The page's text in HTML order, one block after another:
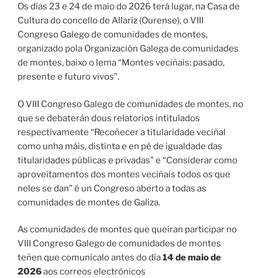
Os días 23 e 24 de maio do 2026 terá lugar, na Casa de
Cultura do concello de Allariz (Ourense), o VIII
Congreso Galego de comunidades de montes,
organizado pola Organización Galega de comunidades
de montes, baixo o lema “Montes veciñais: pasado,
presente e futuro vivos”.
O VIII Congreso Galego de comunidades de montes, no
que se debaterán dous relatorios intitulados
respectivamente “Recoñecer a titularidade veciñal
como unha máis, distinta e en pé de igualdade das
titularidades públicas e privadas” e “Considerar como
aproveitamentos dos montes veciñais todos os que
neles se dan” é un Congreso aberto a todas as
comunidades de montes de Galiza.
As comunidades de montes que queiran participar no
VIII Congreso Galego de comunidades de montes
teñen que comunicalo antes do día14 de maio de
2026aos correos electrónicos